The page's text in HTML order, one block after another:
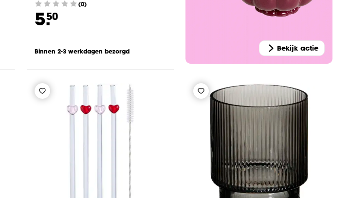
(0)
5.50
Binnen 2-3 werkdagen bezorgd Bekijk actie